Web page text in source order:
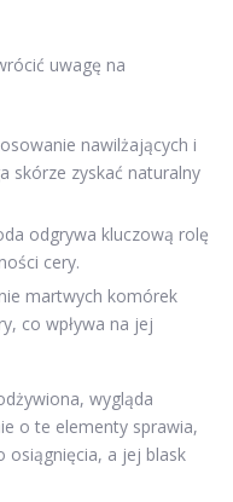
uwagę na
nawilżających i
skórze zyskać naturalny
odgrywa kluczową rolę
cery.
martwych komórek
co wpływa na jej
wygląda
o te elementy sprawia,
osiągnięcia, a jej blask